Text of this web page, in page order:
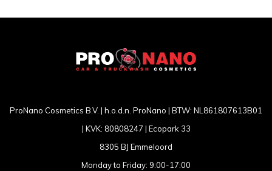
ProNano Cosmetics B.V. | h.o.d.n. ProNano | BTW: NL861807613B01
| KVK: 80808247 | Ecopark 33
8305 BJ Emmeloord
Monday to Friday: 9:00-17:00